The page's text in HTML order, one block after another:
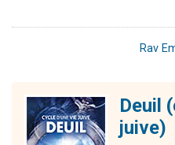
Rav
Deuil
juive)